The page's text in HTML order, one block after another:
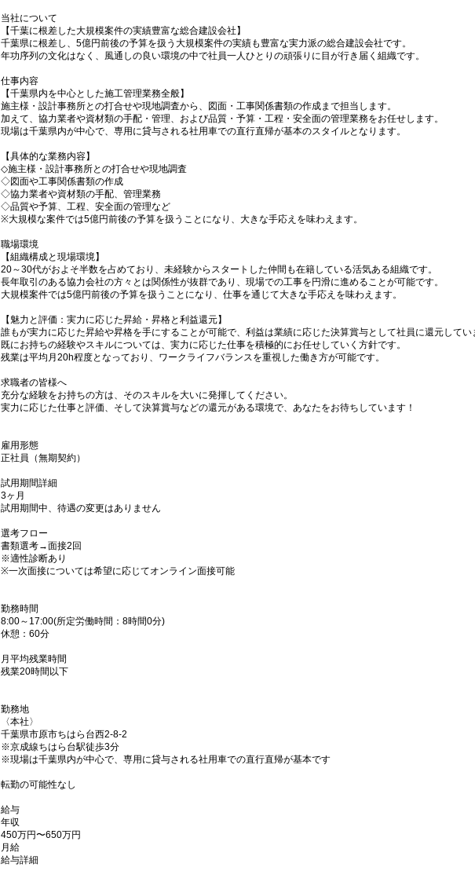
当社について
【千葉に根差した大規模案件の実績豊富な総合建設会社】
千葉県に根差し、5億円前後の予算を扱う大規模案件の実績も豊富な実力派の総合建設会社です。
年功序列の文化はなく、風通しの良い環境の中で社員一人ひとりの頑張りに目が行き届く組織です。
仕事内容
【千葉県内を中心とした施工管理業務全般】
施主様・設計事務所との打合せや現地調査から、図面・工事関係書類の作成まで担当します。
加えて、協力業者や資材類の手配・管理、および品質・予算・工程・安全面の管理業務をお任せします。
現場は千葉県内が中心で、専用に貸与される社用車での直行直帰が基本のスタイルとなります。
【具体的な業務内容】
◇施主様・設計事務所との打合せや現地調査
◇図面や工事関係書類の作成
◇協力業者や資材類の手配、管理業務
◇品質や予算、工程、安全面の管理など
※大規模な案件では5億円前後の予算を扱うことになり、大きな手応えを味わえます。
職場環境
【組織構成と現場環境】
20～30代がおよそ半数を占めており、未経験からスタートした仲間も在籍している活気ある組織です。
長年取引のある協力会社の方々とは関係性が抜群であり、現場での工事を円滑に進めることが可能です。
大規模案件では5億円前後の予算を扱うことになり、仕事を通じて大きな手応えを味わえます。
【魅力と評価：実力に応じた昇給・昇格と利益還元】
誰もが実力に応じた昇給や昇格を手にすることが可能で、利益は業績に応じた決算賞与として社員に還元してい
既にお持ちの経験やスキルについては、実力に応じた仕事を積極的にお任せしていく方針です。
残業は平均月20h程度となっており、ワークライフバランスを重視した働き方が可能です。
求職者の皆様へ
充分な経験をお持ちの方は、そのスキルを大いに発揮してください。
実力に応じた仕事と評価、そして決算賞与などの還元がある環境で、あなたをお待ちしています！
雇用形態
正社員（無期契約）
試用期間詳細
3ヶ月
試用期間中、待遇の変更はありません
選考フロー
書類選考→面接2回
※適性診断あり
※一次面接については希望に応じてオンライン面接可能
勤務時間
8:00～17:00(所定労働時間：8時間0分)
休憩：60分
月平均残業時間
残業20時間以下
勤務地
〈本社〉
千葉県市原市ちはら台西2-8-2
※京成線ちはら台駅徒歩3分
※現場は千葉県内が中心で、専用に貸与される社用車での直行直帰が基本です
転勤の可能性なし
給与
年収
450万円〜650万円
月給
給与詳細